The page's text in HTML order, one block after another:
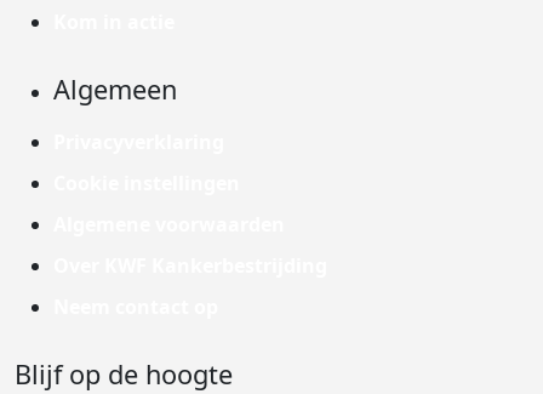
Algemeen
Blijf op de hoogte